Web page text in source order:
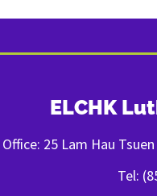
ELCHK
Office: 25 Lam Hau
Tel: